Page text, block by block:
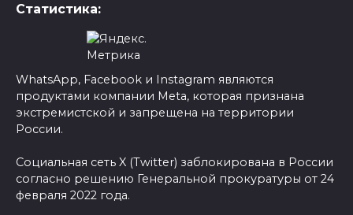
Статистика:
WhatsApp, Facebook и Instagram являются
продуктами компании Meta, которая признана
экстремистской и запрещена на территории
России.
Социальная сеть X (Twitter) заблокирована в России
согласно решению Генеральной прокуратуры от 24
февраля 2022 года.